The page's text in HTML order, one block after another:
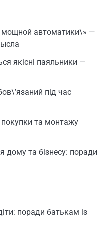
мощной автоматики\» —
якісні паяльники —
під час
та монтажу
дому та бізнесу: поради
поради батькам із